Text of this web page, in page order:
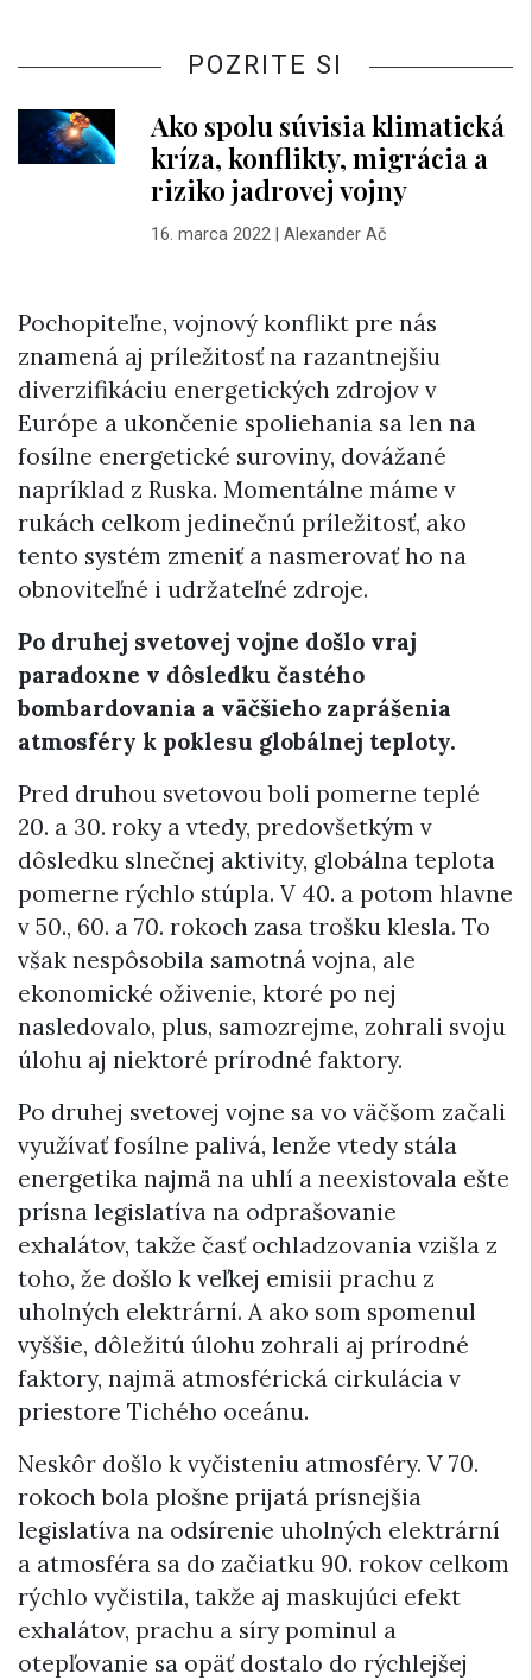
POZRITE SI
Ako spolu súvisia klimatická
kríza, konflikty, migrácia a
riziko jadrovej vojny
16. marca 2022| Alexander Ač
Pochopiteľne, vojnový konflikt pre nás
znamená aj príležitosť na razantnejšiu
diverzifikáciu energetických zdrojov v
Európe a ukončenie spoliehania sa len na
fosílne energetické suroviny, dovážané
napríklad z Ruska. Momentálne máme v
rukách celkom jedinečnú príležitosť, ako
tento systém zmeniť a nasmerovať ho na
obnoviteľné i udržateľné zdroje.
Po druhej svetovej vojne došlo vraj
paradoxne v dôsledku častého
bombardovania a väčšieho zaprášenia
atmosféry k poklesu globálnej teploty.
Pred druhou svetovou boli pomerne teplé
20. a 30. roky a vtedy, predovšetkým v
dôsledku slnečnej aktivity, globálna teplota
pomerne rýchlo stúpla. V 40. a potom hlavne
v 50., 60. a 70. rokoch zasa trošku klesla. To
však nespôsobila samotná vojna, ale
ekonomické oživenie, ktoré po nej
nasledovalo, plus, samozrejme, zohrali svoju
úlohu aj niektoré prírodné faktory.
Po druhej svetovej vojne sa vo väčšom začali
využívať fosílne palivá, lenže vtedy stála
energetika najmä na uhlí a neexistovala ešte
prísna legislatíva na odprašovanie
exhalátov, takže časť ochladzovania vzišla z
toho, že došlo k veľkej emisii prachu z
uholných elektrární. A ako som spomenul
vyššie, dôležitú úlohu zohrali aj prírodné
faktory, najmä atmosférická cirkulácia v
priestore Tichého oceánu.
Neskôr došlo k vyčisteniu atmosféry. V 70.
rokoch bola plošne prijatá prísnejšia
legislatíva na odsírenie uholných elektrární
a atmosféra sa do začiatku 90. rokov celkom
rýchlo vyčistila, takže aj maskujúci efekt
exhalátov, prachu a síry pominul a
otepľovanie sa opäť dostalo do rýchlejšej